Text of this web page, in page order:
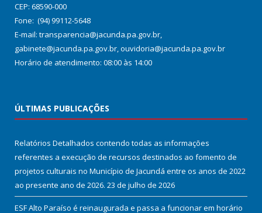
CEP: 68590-000
Fone: (94) 99112-5648
E-mail: transparencia@jacunda.pa.gov.br,
gabinete@jacunda.pa.gov.br, ouvidoria@jacunda.pa.gov.br
Horário de atendimento: 08:00 às 14:00
ÚLTIMAS PUBLICAÇÕES
Relatórios Detalhados contendo todas as informações
referentes a execução de recursos destinados ao fomento de
projetos culturais no Município de Jacundá entre os anos de 2022
ao presente ano de 2026. 23 de julho de 2026
ESF Alto Paraíso é reinaugurada e passa a funcionar em horário